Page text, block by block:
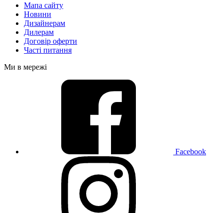
Мапа сайту
Новини
Дизайнерам
Дилерам
Договір оферти
Часті питання
Ми в мережі
Facebook